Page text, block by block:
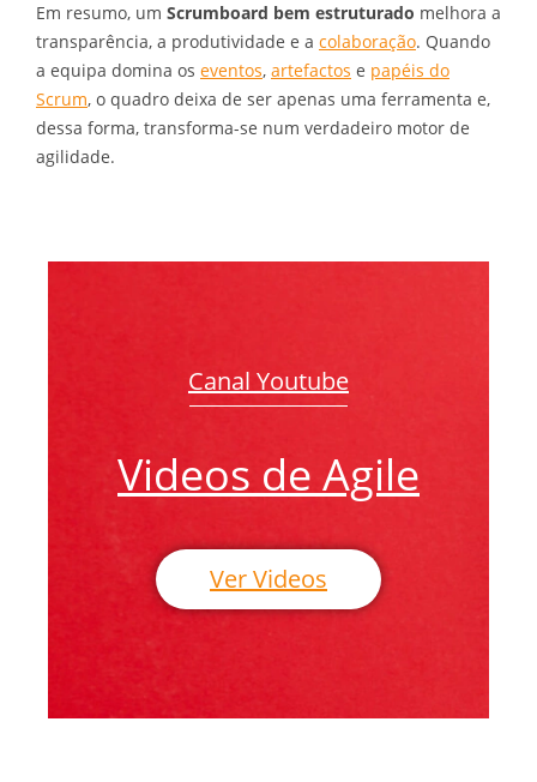
Em resumo, um Scrumboard bem estruturado melhora a
transparência, a produtividade e a colaboração. Quando
a equipa domina os eventos, artefactos e papéis do
Scrum, o quadro deixa de ser apenas uma ferramenta e,
dessa forma, transforma-se num verdadeiro motor de
agilidade.
Canal Youtube
Videos de Agile
Ver Videos